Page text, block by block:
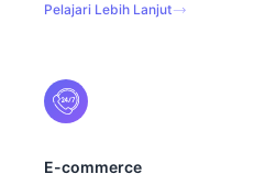
Pelajari Lebih Lanjut
E-commerce